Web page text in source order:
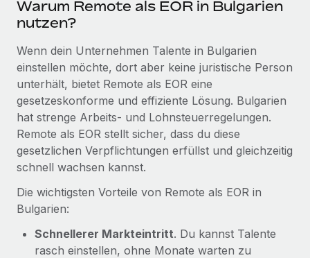
Mehr erfahren
Warum Remote als EOR in Bulgarien
nutzen?
Wenn dein Unternehmen Talente in Bulgarien
einstellen möchte, dort aber keine juristische Person
unterhält, bietet Remote als EOR eine
gesetzeskonforme und effiziente Lösung. Bulgarien
hat strenge Arbeits- und Lohnsteuerregelungen.
Remote als EOR stellt sicher, dass du diese
gesetzlichen Verpflichtungen erfüllst und gleichzeitig
schnell wachsen kannst.
Die wichtigsten Vorteile von Remote als EOR in
Bulgarien:
Schnellerer Markteintritt. Du kannst Talente
rasch einstellen, ohne Monate warten zu